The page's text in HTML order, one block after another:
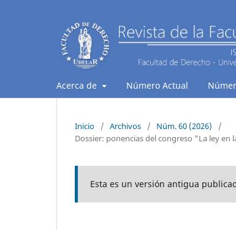
Acerca de Número Actual
Inicio / Archivos / Núm. 60 (2026)
/
Dossier: ponencias del congreso "La ley
Esta es un versión antigua